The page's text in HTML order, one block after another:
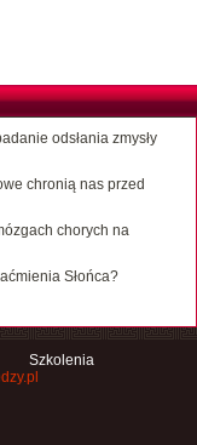
odsłania zmysły
chronią nas przed
chorych na
Słońca?
Szkolenia